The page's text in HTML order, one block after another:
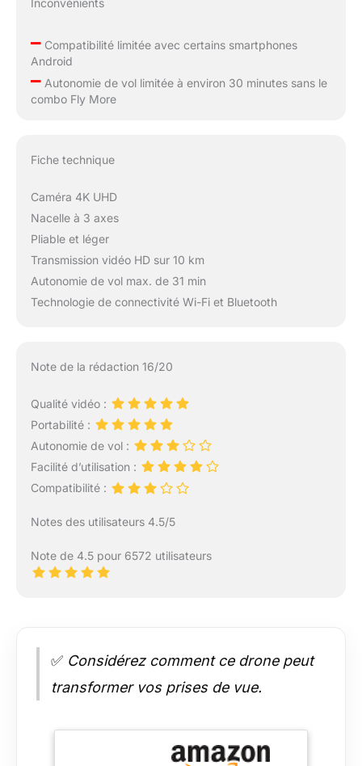
Inconvénients
–Compatibilité limitée avec certains smartphones
Android
–Autonomie de vol limitée à environ 30 minutes sans le
combo Fly More
Fiche technique
Caméra 4K UHD
Nacelle à 3 axes
Pliable et léger
Transmission vidéo HD sur 10 km
Autonomie de vol max. de 31 min
Technologie de connectivité Wi-Fi et Bluetooth
Note de la rédaction 16/20
Qualité vidéo :
Portabilité :
Autonomie de vol :
Facilité d’utilisation :
Compatibilité :
Notes des utilisateurs 4.5/5
Note de 4.5 pour 6572 utilisateurs
✅ Considérez comment ce drone peut
transformer vos prises de vue.